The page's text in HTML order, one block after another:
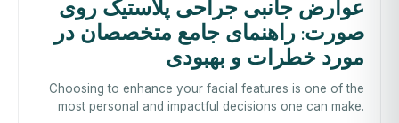
عوارض جانبی جراحی پلاستیک روی
صورت: راهنمای جامع متخصصان در
مورد خطرات و بهبودی
Choosing to enhance your facial features is one of the
most personal and impactful decisions one can make.